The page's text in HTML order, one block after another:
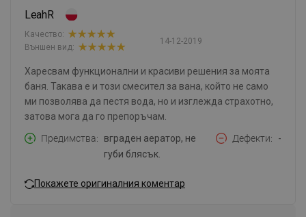
LeahR
14-12-2019
Качество:
Външен вид:
Харесвам функционални и красиви решения за моята
баня. Такава е и този смесител за вана, който не само
ми позволява да пестя вода, но и изглежда страхотно,
затова мога да го препоръчам.
Предимства
вграден аератор, не
губи блясък.
Дефекти -
Покажете оригиналния коментар